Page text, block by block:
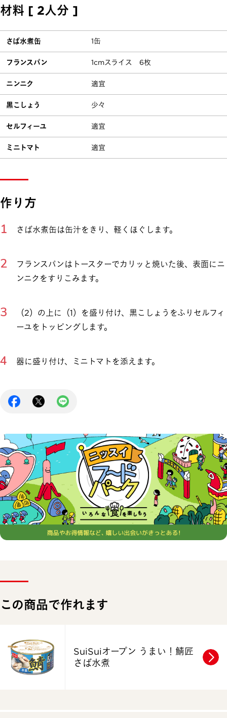
材料 [ 2人分 ]
さば水煮缶 1缶
フランスパン 1cmスライス 6枚
ニンニク 適宜
黒こしょう 少々
セルフィーユ 適宜
ミニトマト 適宜
作り方
さば水煮缶は缶汁をきり、軽くほぐします。
フランスパンはトースターでカリッと焼いた後、表面にニ
ンニクをすりこみます。
（2）の上に（1）を盛り付け、黒こしょうをふりセルフィ
ーユをトッピングします。
器に盛り付け、ミニトマトを添えます。
この商品で作れます
SuiSuiオープン うまい！鯖匠
さば水煮